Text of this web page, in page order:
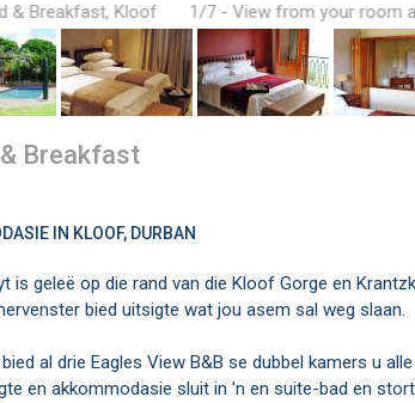
1/7 - View from your room
& Breakfast, Kloof
Breakfast
IN KLOOF, DURBAN
is geleë op die rand van die Kloof Gorge en
bied uitsigte wat jou asem sal weg slaan.
al drie Eagles View B&B se dubbel kamers u
en akkommodasie sluit in 'n en suite-bad en